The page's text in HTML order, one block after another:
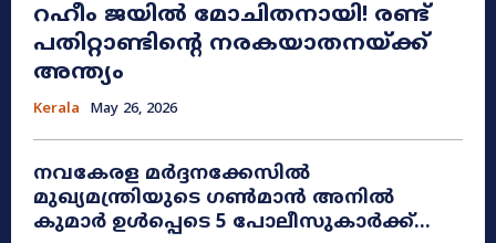
റഹീം ജയിൽ മോചിതനായി! രണ്ട്
പതിറ്റാണ്ടിന്റെ നരകയാതനയ്ക്ക്
അന്ത്യം
Kerala May 26, 2026
നവകേരള മർദ്ദനക്കേസിൽ
മുഖ്യമന്ത്രിയുടെ ഗൺമാൻ അനിൽ
കുമാർ ഉൾപ്പെടെ 5 പോലീസുകാർക്ക്...